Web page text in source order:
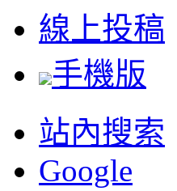
線上投稿
手機版
站內搜索
Google